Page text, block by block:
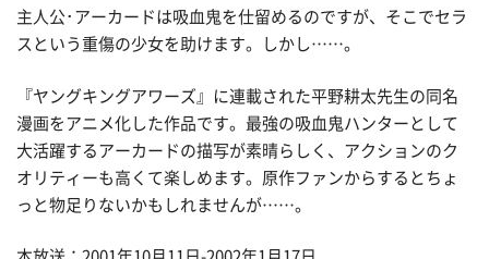
主人公･アーカードは吸血鬼を仕留めるのですが、そこでセラ
スという重傷の少女を助けます。しかし……。
『ヤングキングアワーズ』に連載された平野耕太先生の同名
漫画をアニメ化した作品です。最強の吸血鬼ハンターとして
大活躍するアーカードの描写が素晴らしく、アクションのク
オリティーも高くて楽しめます。原作ファンからするとちょ
っと物足りないかもしれませんが……。